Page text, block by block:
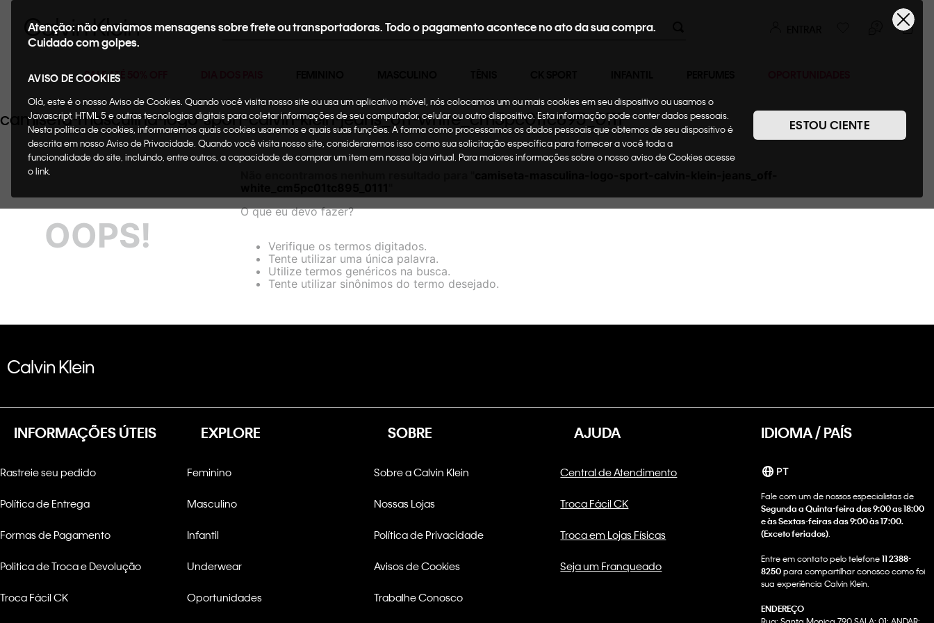
Buscar
SALE ATÉ 50% OFF
Atenção: não enviamos mensagens sobre frete ou transportadoras. Todo o pagamento acontece no ato da sua compra.
Cuidado com golpes.
AVISO DE COOKIES
Olá, este é o nosso Aviso de Cookies. Quando você visita nosso site ou usa um aplicativo móvel, nós colocamos um ou mais cookies em seu dispositivo ou usamos o
Javascript, HTML 5 e outras tecnologias digitais para coletar informações de seu computador, celular ou outro dispositivo. Esta informação pode conter dados pessoais.
Nesta política de cookies, informaremos quais cookies usaremos e quais suas funções. A forma como processamos os dados pessoais que obtemos de seu dispositivo é
descrita em nosso Aviso de Privacidade. Quando você visita nosso site, consideraremos isso como sua solicitação específica para fornecer a você toda a
funcionalidade do site, incluindo, entre outros, a capacidade de comprar um item em nossa loja virtual. Para maiores informações sobre o nosso aviso de Cookies acesse
o link.
ESTOU CIENTE
camiseta-masculina-logo-sport-calvin-klein-jeans_off-white_cm5pc01tc895_0111
OOPS!
O que eu devo fazer?
Verifique os termos digitados.
Tente utilizar uma única palavra.
Utilize termos genéricos na busca.
Tente utilizar sinônimos do termo desejado.
INFORMAÇÕES ÚTEIS
Rastreie seu pedido
Política de Entrega
Formas de Pagamento
Politica de Troca e Devolução
Troca Fácil CK
EXPLORE
Feminino
Masculino
Infantil
Underwear
Oportunidades
SOBRE
Sobre a Calvin Klein
Nossas Lojas
Política de Privacidade
Avisos de Cookies
Trabalhe Conosco
AJUDA
Central de Atendimento
Troca Fácil CK
Troca em Lojas Físicas
Seja um Franqueado
IDIOMA / PAÍS
PT
Fale com um de nossos especialistas de
Segunda a Quinta-feira das 9:00 as 18:00
e às Sextas-feiras das 9:00 às 17:00.
(Exceto feriados)
Entre em contato pelo telefone11 2388-
8250para compartilhar conosco como foi
sua experiência Calvin Klein.
ENDEREÇO